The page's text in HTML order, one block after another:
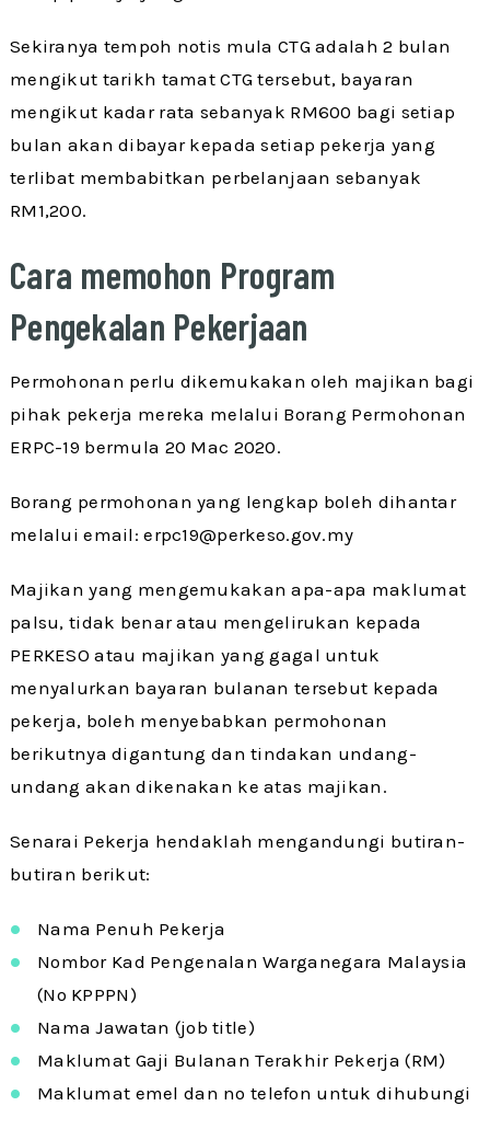
Sekiranya tempoh notis mula CTG adalah 2 bulan
mengikut tarikh tamat CTG tersebut, bayaran
mengikut kadar rata sebanyak RM600 bagi setiap
bulan akan dibayar kepada setiap pekerja yang
terlibat membabitkan perbelanjaan sebanyak
RM1,200.
Cara memohon Program
Pengekalan Pekerjaan
Permohonan perlu dikemukakan oleh majikan bagi
pihak pekerja mereka melalui Borang Permohonan
ERPC-19 bermula 20 Mac 2020.
Borang permohonan yang lengkap boleh dihantar
melalui email: erpc19@perkeso.gov.my
Majikan yang mengemukakan apa-apa maklumat
palsu, tidak benar atau mengelirukan kepada
PERKESO atau majikan yang gagal untuk
menyalurkan bayaran bulanan tersebut kepada
pekerja, boleh menyebabkan permohonan
berikutnya digantung dan tindakan undang-
undang akan dikenakan ke atas majikan.
Senarai Pekerja hendaklah mengandungi butiran-
butiran berikut:
Nama Penuh Pekerja
Nombor Kad Pengenalan Warganegara Malaysia
(No KPPPN)
Nama Jawatan (job title)
Maklumat Gaji Bulanan Terakhir Pekerja (RM)
Maklumat emel dan no telefon untuk dihubungi